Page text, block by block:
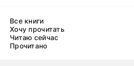
Все книги
Хочу прочитать
Читаю сейчас
Прочитано